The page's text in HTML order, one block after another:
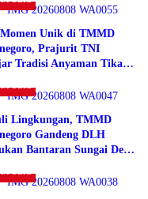
Unik di TMMD
Prajurit TNI
Tradisi Anyaman Tikar
Lingkungan, TMMD
Gandeng DLH
Bantaran Sungai Desa